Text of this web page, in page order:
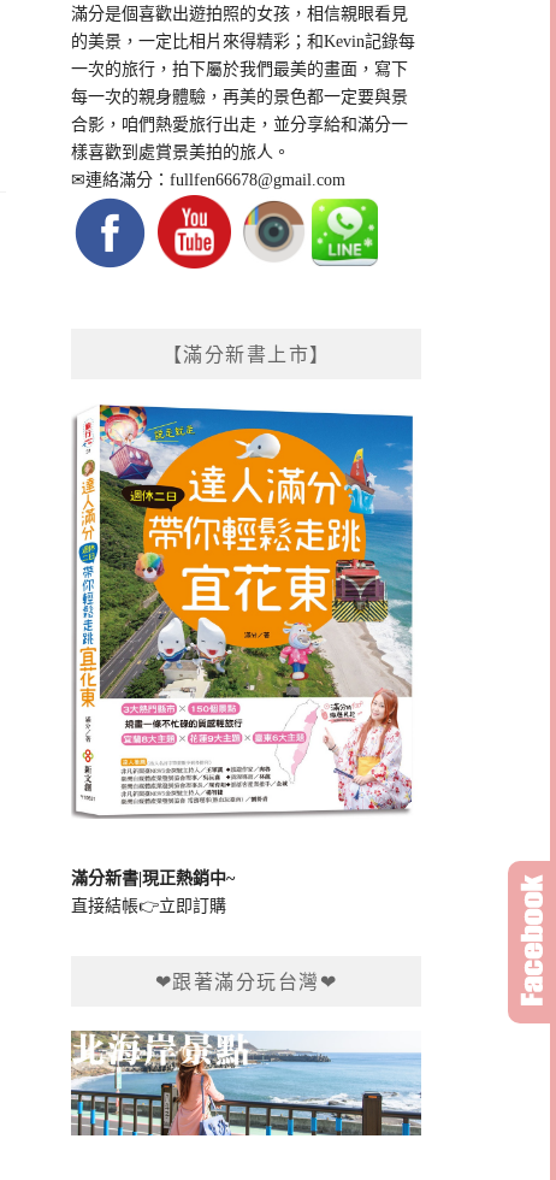
滿分是個喜歡出遊拍照的女孩，相信親眼看見
的美景，一定比相片來得精彩；和Kevin記錄每
一次的旅行，拍下屬於我們最美的畫面，寫下
每一次的親身體驗，再美的景色都一定要與景
合影，咱們熱愛旅行出走，並分享給和滿分一
樣喜歡到處賞景美拍的旅人。
✉連絡滿分：fullfen66678@gmail.com
【滿分新書上市】
滿分新書|現正熱銷中~
直接結帳👉立即訂購
❤跟著滿分玩台灣❤